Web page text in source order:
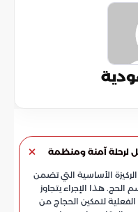
لرحلة آمنة ومنظمة
الأساسية التي تضمن
هذا الإجراء يتجاوز
لتمكين الحجاج من